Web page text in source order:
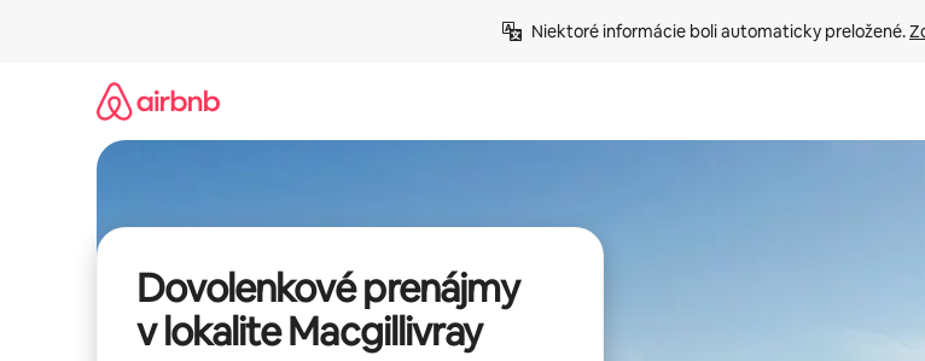
Niektoré informácie boli automaticky preložené.
Dovolenkové prenájmy
v lokalite Macgillivray